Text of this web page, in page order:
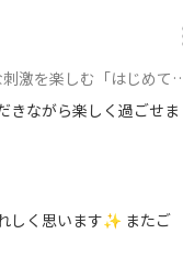
のマーダーミステリー会」に参加
きながら楽しく過ごせま
しく思います✨ またご